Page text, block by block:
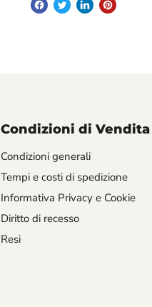
Condizioni di Vendita
Condizioni generali
Tempi e costi di spedizione
Informativa Privacy e Cookie
Diritto di recesso
Resi